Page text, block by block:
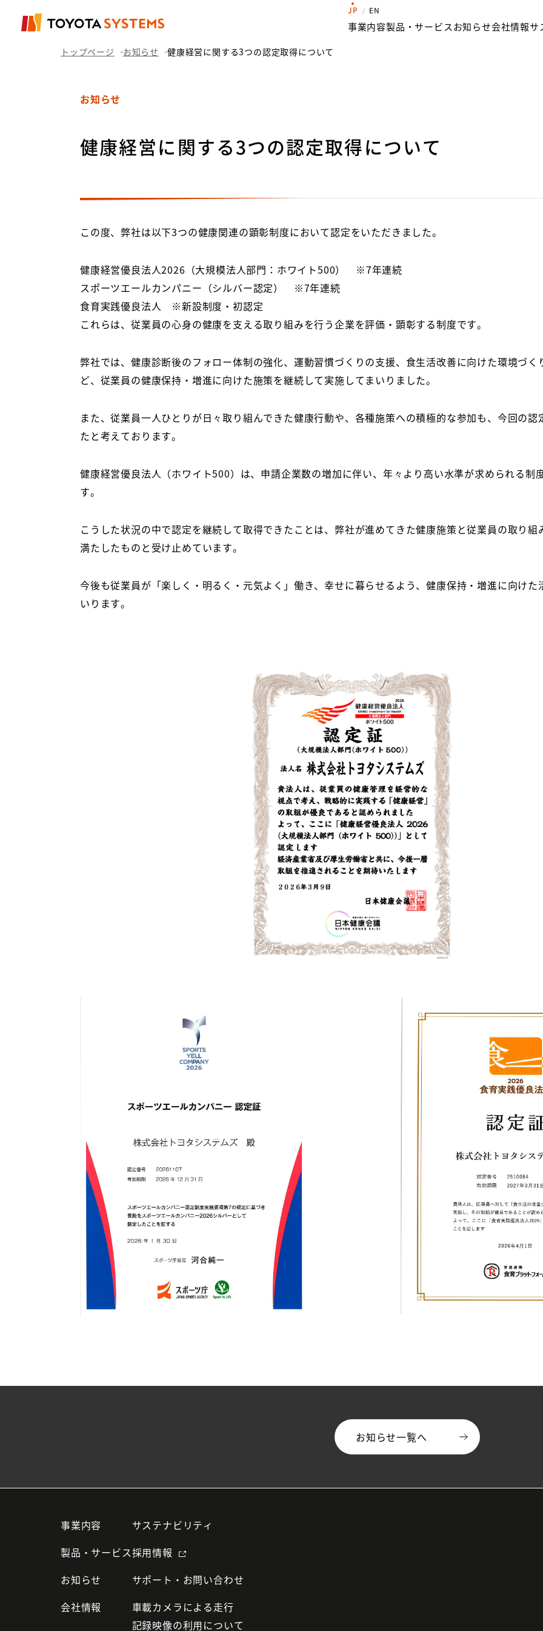
JP EN
事業内容製品・サービスお知らせ会社情報サ
お知らせ
健康経営に関する3つの認定取得について
トップページ お知らせ 健康経営に関する3つの認定取得について
この度、弊社は以下3つの健康関連の顕彰制度において認定をいただきました。
健康経営優良法人2026 （大規模法人部門：ホワイト500） ※7年連続
スポーツエールカンパニー（シルバー認定） ※7年連続
食育実践優良法人 ※新設制度・初認定
これらは、従業員の心身の健康を支える取り組みを行う企業を評価・顕彰する制度です。
弊社では、健康診断後のフォロー体制の強化、運動習慣づくりの支援、食生活改善に向けた環境づく
ど、従業員の健康保持・増進に向けた施策を継続して実施してまいりました。
また、従業員一人ひとりが日々取り組んできた健康行動や、各種施策への積極的な参加も、今回の認
たと考えております。
健康経営優良法人（ホワイト500）は、申請企業数の増加に伴い、年々より高い水準が求められる制
す。
こうした状況の中で認定を継続して取得できたことは、弊社が進めてきた健康施策と従業員の取り組
満たしたものと受け止めています。
今後も従業員が「楽しく・明るく・元気よく」働き、幸せに暮らせるよう、健康保持・増進に向けた
いります。
お知らせ一覧へ
事業内容
製品・サービス
お知らせ
会社情報
サステナビリティ
採用情報
サポート・お問い合わせ
車載カメラによる走行
記録映像の利用について